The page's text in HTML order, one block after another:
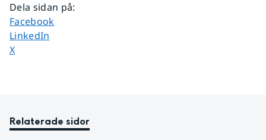
Dela sidan på:
Dela sidan på
Facebook
Dela sidan på
LinkedIn
Dela sidan på
X
Relaterade sidor